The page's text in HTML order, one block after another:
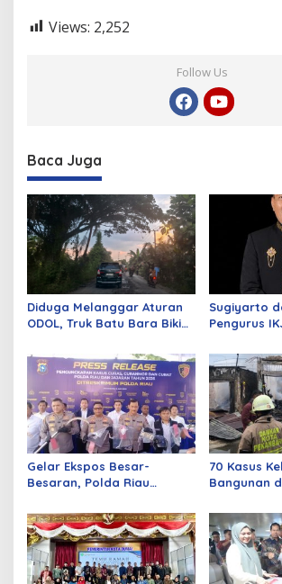
Views: 2,252
Follow Us
Baca Juga
Diduga Melanggar Aturan
ODOL, Truk Batu Bara Bikin
Parah
Sugiyarto
Pengurus
Rabu Besok
Gelar Ekspos Besar-
Besaran, Polda Riau
Curat, Curas, dan
Curanmor
70 Kasus
Bangunan
Listrik